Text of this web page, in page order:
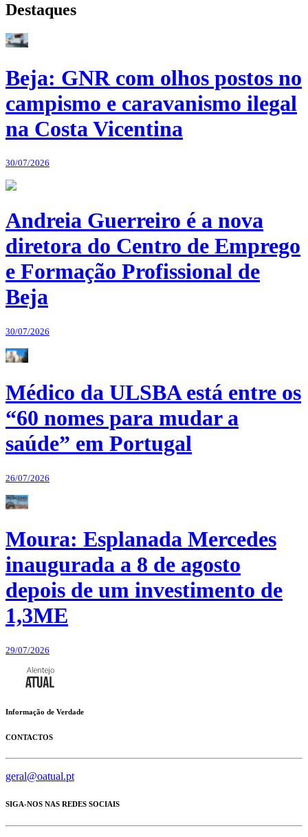
Destaques
Beja: GNR com olhos postos no
campismo e caravanismo ilegal
na Costa Vicentina
30/07/2026
Andreia Guerreiro é a nova
diretora do Centro de Emprego
e Formação Profissional de
Beja
30/07/2026
Médico da ULSBA está entre os
“60 nomes para mudar a
saúde” em Portugal
26/07/2026
Moura: Esplanada Mercedes
inaugurada a 8 de agosto
depois de um investimento de
1,3ME
29/07/2026
Informação de Verdade
CONTACTOS
geral@oatual.pt
SIGA-NOS NAS REDES SOCIAIS